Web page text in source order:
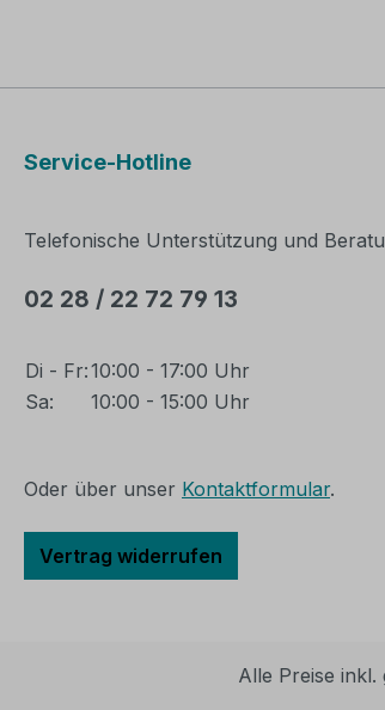
Service-Hotline
Telefonische Unterstützung und
02 28 / 22 72 79 13
Di - Fr:10:00 - 17:00 Uhr
Sa:
10:00 - 15:00 Uhr
Oder über unser Kontaktformular.
Vertrag widerrufen
Alle Preise